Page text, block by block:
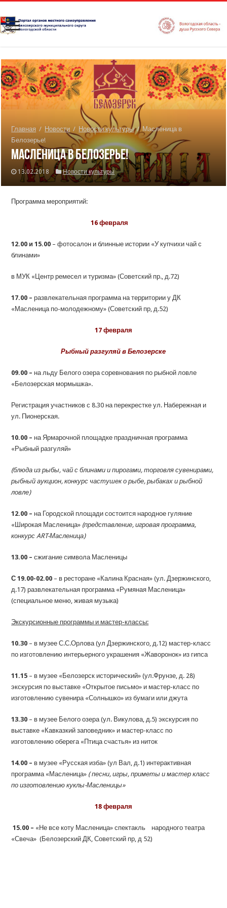
Главная / Новости / Новости культуры / Масленица в
Белозерье!
Масленица в Белозерье!
13.02.2018 Новости культуры
Программа мероприятий:
16 февраля
12.00 и 15.00 – фотосалон и блинные истории «У купчихи чай с
блинами»
в МУК «Центр ремесел и туризма» (Советский пр., д.72)
17.00 – развлекательная программа на территории у ДК
«Масленица по-молодежному» (Советский пр, д.52)
17 февраля
Рыбный разгуляй в Белозерске
09.00 – на льду Белого озера соревнования по рыбной ловле
«Белозерская мормышка».
Регистрация участников с 8.30 на перекрестке ул. Набережная и
ул. Пионерская.
10.00 – на Ярмарочной площадке праздничная программа
«Рыбный разгуляй»
(блюда из рыбы, чай с блинами и пирогами, торговля сувенирами,
рыбный аукцион, конкурс частушек о рыбе, рыбаках и рыбной
ловле)
12.00 – на Городской площади состоится народное гуляние
«Широкая Масленица» (представление, игровая программа,
конкурс ART-Масленица)
13.00 – сжигание символа Масленицы
С 19.00-02.00 – в ресторане «Калина Красная» (ул. Дзержинского,
д.17) развлекательная программа «Румяная Масленица»
(специальное меню, живая музыка)
Экскурсионные программы и мастер-классы:
10.30 – в музее С.С.Орлова (ул Дзержинского, д.12) мастер-класс
по изготовлению интерьерного украшения «Жаворонок» из гипса
11.15 – в музее «Белозерск исторический» (ул.Фрунзе, д. 28)
экскурсия по выставке «Открытое письмо» и мастер-класс по
изготовлению сувенира «Солнышко» из бумаги или джута
13.30 – в музее Белого озера (ул. Викулова, д.5) экскурсия по
выставке «Кавказкий заповедник» и мастер-класс по
изготовлению оберега «Птица счастья» из ниток
14.00 – в музее «Русская изба» (ул Вал, д.1) интерактивная
программа «Масленица» ( песни, игры, приметы и мастер класс
по изготовлению куклы-Масленицы»
18 февраля
15.00 – «Не все коту Масленица» спектакль народного театра
«Свеча» (Белозерский ДК, Советский пр, д 52)